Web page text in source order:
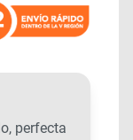
perfecta